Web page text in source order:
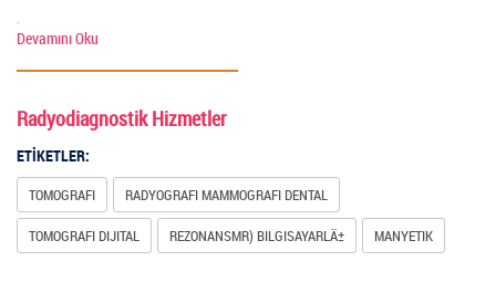
Devamını Oku
Radyodiagnostik Hizmetler
ETİKETLER:
TOMOGRAFI RADYOGRAFI MAMMOGRAFI DENTAL
TOMOGRAFI DIJITAL REZONANSMR) BILGISAYARLÄ± MANYETIK